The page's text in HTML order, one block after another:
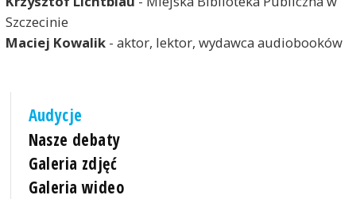
Szczecinie
Maciej Kowalik- aktor, lektor, wydawca audiobooków
Audycje
Nasze debaty
Galeria zdjęć
Galeria wideo